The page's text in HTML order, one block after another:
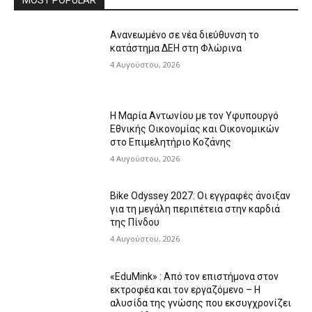
Ανανεωμένο σε νέα διεύθυνση το
κατάστημα ΔΕΗ στη Φλώρινα
4 Αυγούστου, 2026
Η Μαρία Αντωνίου με τον Υφυπουργό
Εθνικής Οικονομίας και Οικονομικών
στο Επιμελητήριο Κοζάνης
4 Αυγούστου, 2026
Bike Odyssey 2027: Οι εγγραφές άνοιξαν
για τη μεγάλη περιπέτεια στην καρδιά
της Πίνδου
4 Αυγούστου, 2026
«EduMink» : Από τον επιστήμονα στον
εκτροφέα και τον εργαζόμενο – Η
αλυσίδα της γνώσης που εκσυγχρονίζει